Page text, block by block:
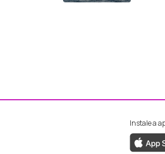
ao Facebook da RTP
ao Instagram da
Instale a